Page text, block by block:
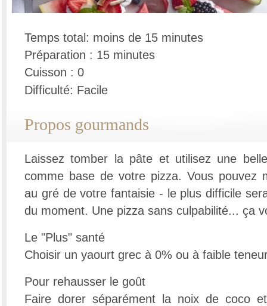
Temps total: moins de 15 minutes
Préparation : 15 minutes
Cuisson : 0
Difficulté: Facile
Propos gourmands
Laissez tomber la pâte et utilisez une
comme base de votre pizza. Vous pouvez
au gré de votre fantaisie - le plus difficile
du moment. Une pizza sans culpabilité... ça
Le "Plus" santé
Choisir un yaourt grec à 0% ou à faible
Pour rehausser le goût
Faire dorer séparément la noix de coco